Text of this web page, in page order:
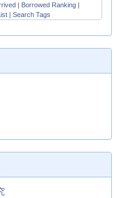
Borrowed Ranking|
Search Tags